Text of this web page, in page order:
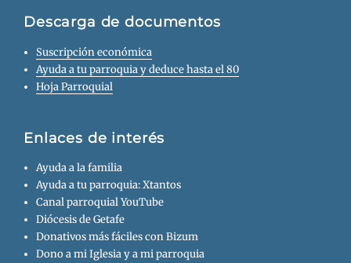
Descarga de documentos
Suscripción económica
Ayuda a tu parroquia y deduce hasta el 80
Hoja Parroquial
Enlaces de interés
Ayuda a la familia
Ayuda a tu parroquia: Xtantos
Canal parroquial YouTube
Diócesis de Getafe
Donativos más fáciles con Bizum
Dono a mi Iglesia y a mi parroquia